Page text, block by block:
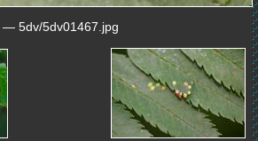
— 5dv/5dv01467.jpg